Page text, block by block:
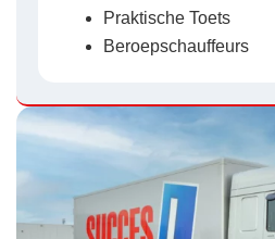
Praktische Toets
Beroepschauffeurs